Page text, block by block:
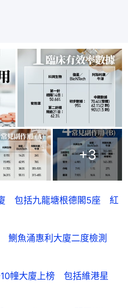
+3
包括九龍塘根德閣5座 紅
鰂魚涌惠利大廈二度檢測
幢大廈上榜 包括維港星